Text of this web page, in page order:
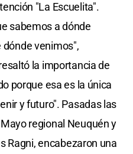
"La Escuelita".
sabemos a dónde
venimos",
la importancia de
porque esa es la única
y futuro". Pasadas las
regional Neuquén y
Ragni, encabezaron una